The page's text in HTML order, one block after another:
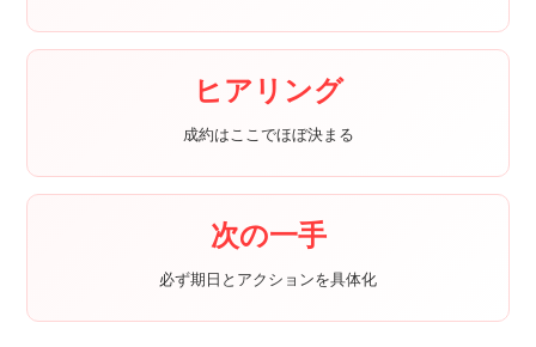
ヒアリング
成約はここでほぼ決まる
次の一手
必ず期日とアクションを具体化